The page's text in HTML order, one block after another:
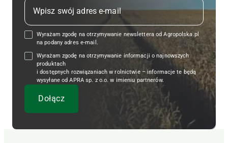
Wyrażam zgodę na otrzymywanie newslettera od Agropolska.pl
na podany adres e-mail.
Wyrażam zgodę na otrzymywanie informacji o najnowszych
produktach
i dostępnych rozwiązaniach w rolnictwie – informacje te będą
wysyłane od APRA sp. z o.o. w imieniu partnerów.